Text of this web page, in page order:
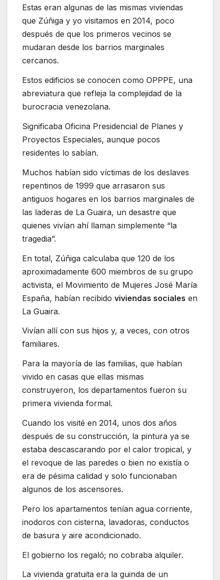
Estas eran algunas de las mismas viviendas
que Zúñiga y yo visitamos en 2014, poco
después de que los primeros vecinos se
mudaran desde los barrios marginales
cercanos.
Estos edificios se conocen como OPPPE, una
abreviatura que refleja la complejidad de la
burocracia venezolana.
Significaba Oficina Presidencial de Planes y
Proyectos Especiales, aunque pocos
residentes lo sabían.
Muchos habían sido víctimas de los deslaves
repentinos de 1999 que arrasaron sus
antiguos hogares en los barrios marginales de
las laderas de La Guaira, un desastre que
quienes vivían ahí llaman simplemente “la
tragedia”.
En total, Zúñiga calculaba que 120 de los
aproximadamente 600 miembros de su grupo
activista, el Movimiento de Mujeres José María
España, habían recibido viviendas sociales en
La Guaira.
Vivían allí con sus hijos y, a veces, con otros
familiares.
Para la mayoría de las familias, que habían
vivido en casas que ellas mismas
construyeron, los departamentos fueron su
primera vivienda formal.
Cuando los visité en 2014, unos dos años
después de su construcción, la pintura ya se
estaba descascarando por el calor tropical, y
el revoque de las paredes o bien no existía o
era de pésima calidad y solo funcionaban
algunos de los ascensores.
Pero los apartamentos tenían agua corriente,
inodoros con cisterna, lavadoras, conductos
de basura y aire acondicionado.
El gobierno los regaló; no cobraba alquiler.
La vivienda gratuita era la guinda de un